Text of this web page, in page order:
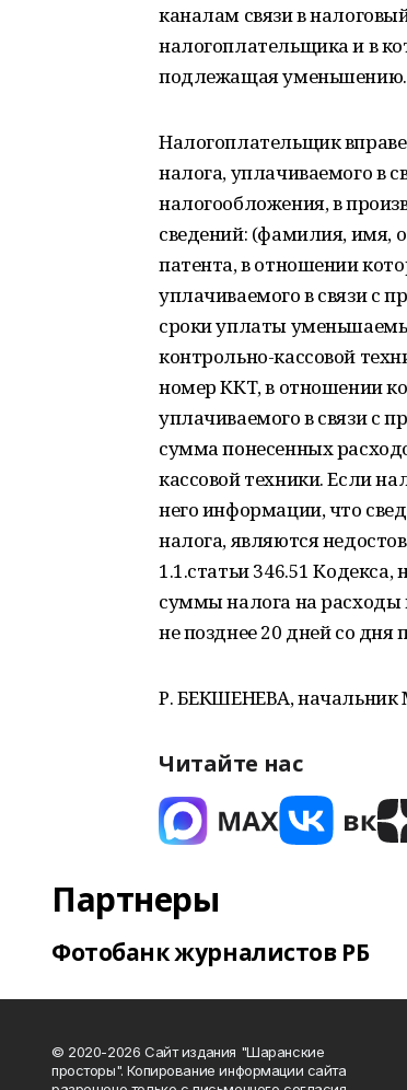
каналам связи в
налогоплательщика и в
подлежащая уменьшению.
Налогоплательщик
налога, уплачиваемого в
налогообложения, в
сведений: (фамилия, имя,
патента, в отношении
уплачиваемого в связи с
сроки уплаты
контрольно-кассовой
номер ККТ, в отношении
уплачиваемого в связи с
сумма понесенных
кассовой техники. Если
него информации, что
налога, являются
1.1.статьи 346.51
суммы налога на расходы
не позднее 20 дней со
Р. БЕКШЕНЕВА,
Читайте нас
Партнеры
Фотобанк журналистов РБ
© 2020-2026 Сайт издания "Шаранские
просторы". Копирование информации сайта